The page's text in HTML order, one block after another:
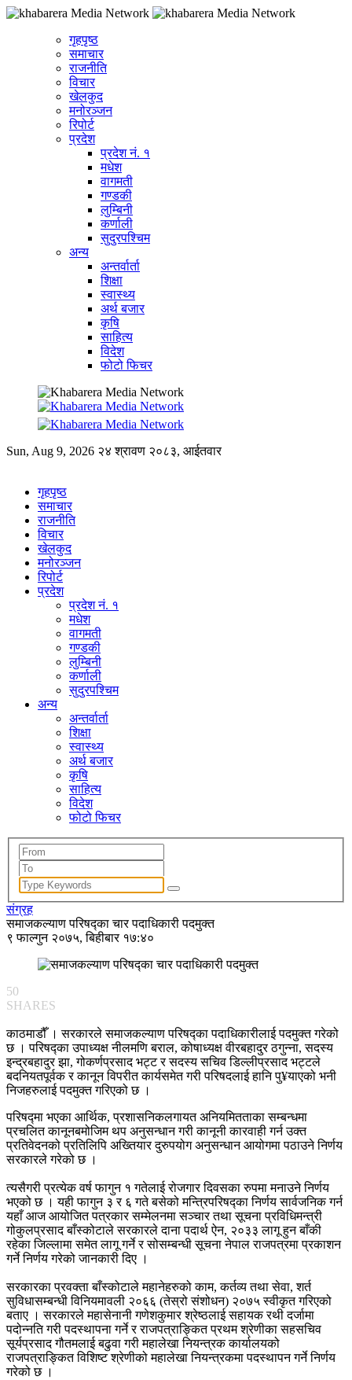
गृहपृष्ठ
समाचार
राजनीति
विचार
खेलकुद
मनोरञ्जन
रिपोर्ट
प्रदेश
प्रदेश नं. १
मधेश
वागमती
गण्डकी
लुम्बिनी
कर्णाली
सुदुरपश्चिम
अन्य
अन्तर्वार्ता
शिक्षा
स्वास्थ्य
अर्थ बजार
कृषि
साहित्य
विदेश
फोटो फिचर
Sun, Aug 9, 2026 २४ श्रावण २०८३, आईतवार
गृहपृष्ठ
समाचार
राजनीति
विचार
खेलकुद
मनोरञ्जन
रिपोर्ट
प्रदेश
प्रदेश नं. १
मधेश
वागमती
गण्डकी
लुम्बिनी
कर्णाली
सुदुरपश्चिम
अन्य
अन्तर्वार्ता
शिक्षा
स्वास्थ्य
अर्थ बजार
कृषि
साहित्य
विदेश
फोटो फिचर
संग्रह
समाजकल्याण परिषद्का चार पदाधिकारी पदमुक्त
९ फाल्गुन २०७५, बिहीबार १७:४०
50
SHARES
काठमाडौँ । सरकारले समाजकल्याण परिषद्का पदाधिकारीलाई पदमुक्त गरेको
छ । परिषद्का उपाध्यक्ष नीलमणि बराल, कोषाध्यक्ष वीरबहादुर ठगुन्ना, सदस्य
इन्द्रबहादुर झा, गोकर्णप्रसाद भट्ट र सदस्य सचिव डिल्लीप्रसाद भट्टले
बदनियतपूर्वक र कानून विपरीत कार्यसमेत गरी परिषदलाई हानि पु¥याएको भनी
निजहरुलाई पदमुक्त गरिएको छ ।
परिषद्मा भएका आर्थिक, प्रशासनिकलगायत अनियमितताका सम्बन्धमा
प्रचलित कानूनबमोजिम थप अनुसन्धान गरी कानूनी कारवाही गर्न उक्त
प्रतिवेदनको प्रतिलिपि अख्तियार दुरुपयोग अनुसन्धान आयोगमा पठाउने निर्णय
सरकारले गरेको छ ।
त्यसैगरी प्रत्येक वर्ष फागुन १ गतेलाई रोजगार दिवसका रुपमा मनाउने निर्णय
भएको छ । यही फागुन ३ र ६ गते बसेको मन्त्रिपरिषद्का निर्णय सार्वजनिक गर्न
यहाँ आज आयोजित पत्रकार सम्मेलनमा सञ्चार तथा सूचना प्रविधिमन्त्री
गोकुलप्रसाद बाँस्कोटाले सरकारले दाना पदार्थ ऐन, २०३३ लागू हुन बाँकी
रहेका जिल्लामा समेत लागू गर्ने र सोसम्बन्धी सूचना नेपाल राजपत्रमा प्रकाशन
गर्ने निर्णय गरेको जानकारी दिए ।
सरकारका प्रवक्ता बाँस्कोटाले महानेहरुको काम, कर्तव्य तथा सेवा, शर्त
सुविधासम्बन्धी विनियमावली २०६६ (तेस्रो संशोधन) २०७५ स्वीकृत गरिएको
बताए । सरकारले महासेनानी गणेशकुमार श्रेष्ठलाई सहायक रथी दर्जामा
पदोन्नति गरी पदस्थापना गर्ने र राजपत्राङ्कित प्रथम श्रेणीका सहसचिव
सूर्यप्रसाद गौतमलाई बढुवा गरी महालेखा नियन्त्रक कार्यालयको
राजपत्राङ्कित विशिष्ट श्रेणीको महालेखा नियन्त्रकमा पदस्थापन गर्ने निर्णय
गरेको छ ।